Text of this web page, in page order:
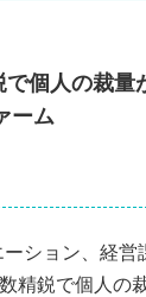
個人の裁量
ーム
ション、経営
精鋭で個人の